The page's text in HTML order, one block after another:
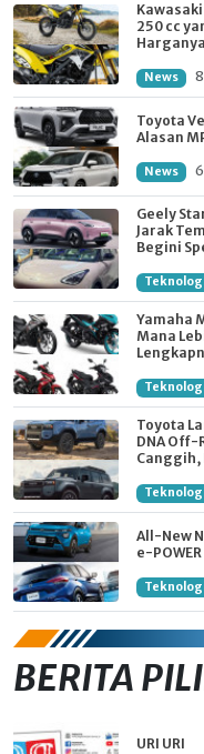
250 cc
News
Toyota
Alasan
News
Geely
Jarak
Begini
Yamaha
Mana
Toyota
DNA Off-
Canggih,
All-New
e-
BERITA
URI URI